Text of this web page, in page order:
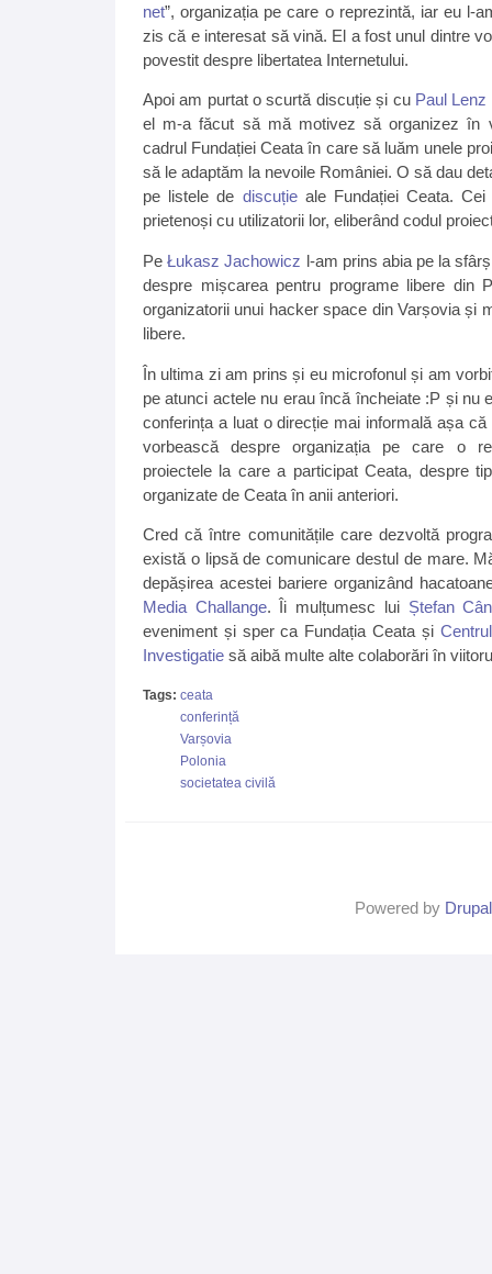
net”, organizația pe care o reprezintă, iar eu l-
zis că e interesat să vină. El a fost unul dintre
povestit despre libertatea Internetului.
Apoi am purtat o scurtă discuție și cu Paul Lenz
el m-a făcut să mă motivez să organizez în
cadrul Fundației Ceata în care să luăm unele
să le adaptăm la nevoile României. O să dau
pe listele de discuțieale Fundației Ceata.
prietenoși cu utilizatorii lor, eliberând codul
PeŁukasz Jachowicz l-am prins abia pe la
despre mișcarea pentru programe libere din
organizatorii unui hacker space din Varșovia și
libere.
În ultima zi am prins și eu microfonul și am
pe atunci actele nu erau încă încheiate :P și nu
conferința a luat o direcție mai informală așa
vorbească despre organizația pe care o
proiectele la care a participat Ceata, despre
organizate de Ceata în anii anteriori.
Cred că între comunitățile care dezvoltă
există o lipsă de comunicare destul de mare.
depășirea acestei bariere organizând
Media Challange. Îi mulțumesc lui Ștefan
eveniment și sper ca Fundația Ceata și
Investigatie să aibă multe alte colaborări în
Tags: ceata
conferință
Varșovia
Polonia
societatea civilă
Powered by Drupal